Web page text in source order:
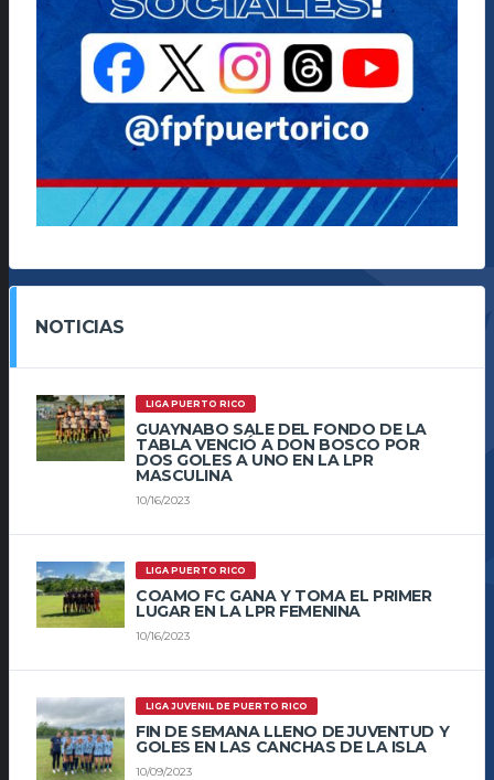
NOTICIAS
LIGA PUERTO RICO
GUAYNABO SALE DEL FONDO DE LA
TABLA VENCIÓ A DON BOSCO POR
DOS GOLES A UNO EN LA LPR
MASCULINA
10/16/2023
LIGA PUERTO RICO
COAMO FC GANA Y TOMA EL PRIMER
LUGAR EN LA LPR FEMENINA
10/16/2023
LIGA JUVENIL DE PUERTO RICO
FIN DE SEMANA LLENO DE JUVENTUD Y
GOLES EN LAS CANCHAS DE LA ISLA
10/09/2023